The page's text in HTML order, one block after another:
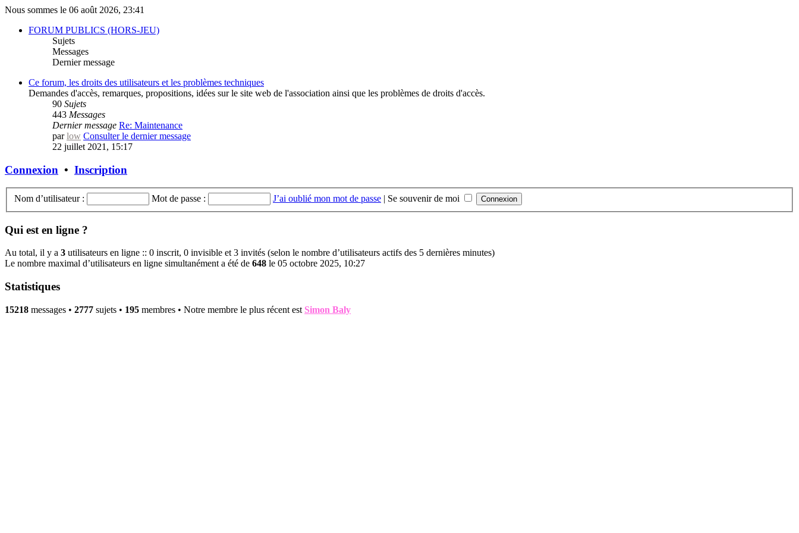
Nous sommes le 06 août 2026, 23:41
FORUM PUBLICS (HORS-JEU)
Sujets
Messages
Dernier message
Ce forum, les droits des utilisateurs et les problèmes techniques
Demandes d'accès, remarques, propositions, idées sur le site web de l'association ainsi que les problèmes de droits d'accès.
90 Sujets
443 Messages
Dernier message Re: Maintenance
parlow Consulter le dernier message
22 juillet 2021, 15:17
Connexion • Inscription
Nom d’utilisateur : Mot de passe : J’ai oublié mon mot de passe | Se souvenir de moi
Qui est en ligne ?
Au total, il y a 3 utilisateurs en ligne :: 0 inscrit, 0 invisible et 3 invités (selon le nombre d’utilisateurs actifs des 5 dernières minutes)
Le nombre maximal d’utilisateurs en ligne simultanément a été de 648 le 05 octobre 2025, 10:27
Statistiques
15218 messages • 2777 sujets • 195 membres • Notre membre le plus récent est Simon Baly